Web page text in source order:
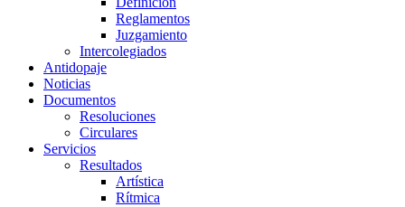
Reglamentos
Juzgamiento
Intercolegiados
Antidopaje
Noticias
Documentos
Resoluciones
Circulares
Servicios
Resultados
Artística
Rítmica